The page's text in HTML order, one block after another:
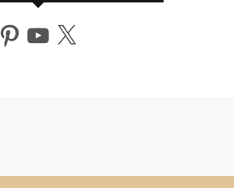
PinterestYouTube
X